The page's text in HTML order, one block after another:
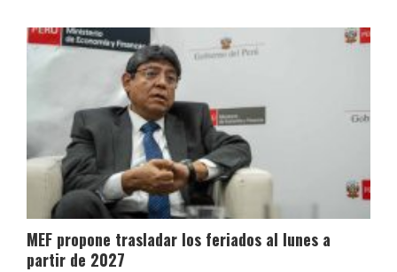
MEF propone trasladar los feriados al lunes a
partir de 2027